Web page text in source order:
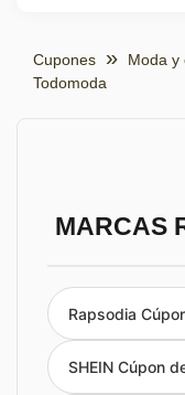
Cupones Moda y
Todomoda
MARCAS
Rapsodia
SHEIN Cúpon